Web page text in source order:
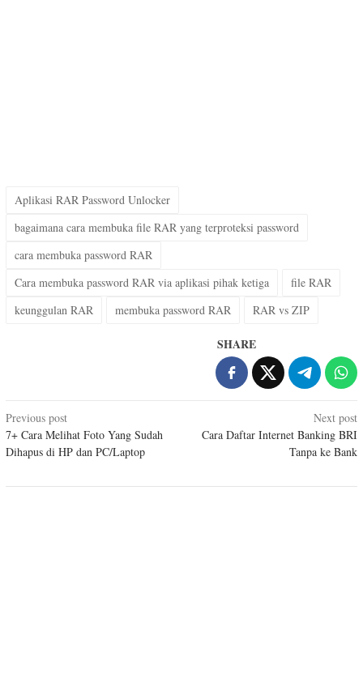
Aplikasi RAR Password Unlocker
bagaimana cara membuka file RAR yang terproteksi password
cara membuka password RAR
Cara membuka password RAR via aplikasi pihak ketiga
file RAR
keunggulan RAR
membuka password RAR RAR vs ZIP
SHARE
Post
navigation
Previous post
7+ Cara Melihat Foto Yang Sudah
Dihapus di HP dan PC/Laptop
Next post
Cara Daftar Internet Banking BRI
Tanpa ke Bank